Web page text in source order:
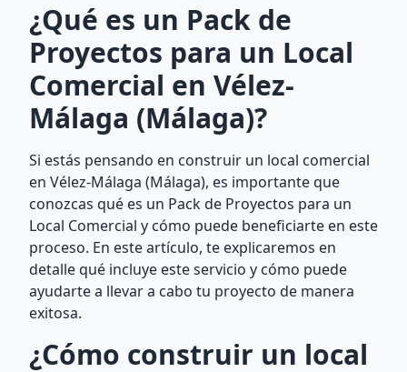
¿Qué es un Pack de
Proyectos para un Local
Comercial en Vélez-
Málaga (Málaga)?
Si estás pensando en construir un local comercial
en Vélez-Málaga (Málaga), es importante que
conozcas qué es un Pack de Proyectos para un
Local Comercial y cómo puede beneficiarte en este
proceso. En este artículo, te explicaremos en
detalle qué incluye este servicio y cómo puede
ayudarte a llevar a cabo tu proyecto de manera
exitosa.
¿Cómo construir un local